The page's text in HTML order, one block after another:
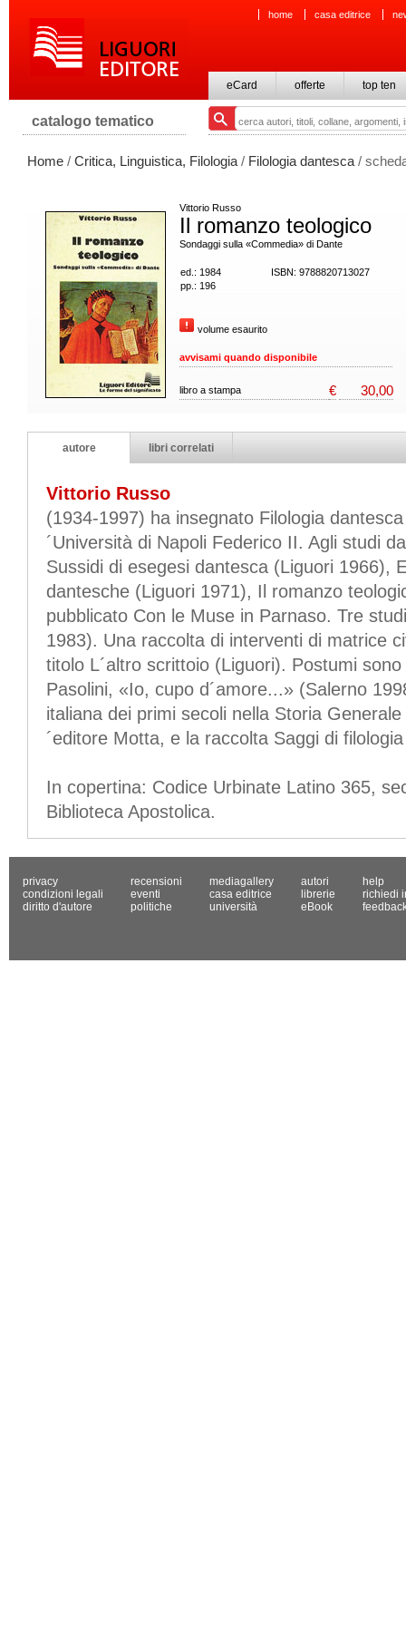
home casa editrice
eCard offerte top ten
catalogo tematico
Home / Critica, Linguistica, Filologia / Filologia dantesca /
Vittorio Russo
Il romanzo teologico
Sondaggi sulla «Commedia» di Dante
ed.: 1984
ISBN: 9788820713027
pp.: 196
volume esaurito
avvisami quando disponibile
libro a stampa € 30,00
autore libri correlati
Vittorio Russo
(1934-1997) ha insegnato Filologia
´Università di Napoli Federico II. Agli studi
Sussidi di esegesi dantesca (Liguori 1966),
dantesche (Liguori 1971), Il romanzo
pubblicato Con le Muse in Parnaso. Tre
1983). Una raccolta di interventi di matrice
titolo L´altro scrittoio (Liguori). Postumi
Pasolini, «Io, cupo d´amore...» (Salerno
italiana dei primi secoli nella Storia
´editore Motta, e la raccolta Saggi di
In copertina: Codice Urbinate Latino 365,
Biblioteca Apostolica.
privacy
condizioni legali
diritto d'autore
recensioni
eventi
politiche
mediagallery
casa editrice
università
autori
librerie
eBook
help
richiedi